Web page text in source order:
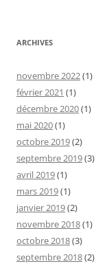
ARCHIVES
novembre 2022(1)
février 2021 (1)
décembre 2020(1)
mai 2020(1)
octobre 2019(2)
septembre 2019(3)
avril 2019(1)
mars 2019(1)
janvier 2019(2)
novembre 2018(1)
octobre 2018(3)
septembre 2018(2)